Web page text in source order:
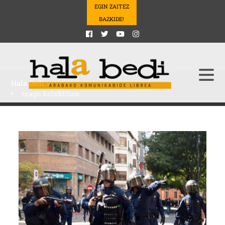
EGIN ZAITEZ
BAZKIDE!
Hala Bedi>